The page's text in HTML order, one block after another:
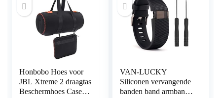
Honbobo Hoes voor
JBL Xtreme 2 draagtas
Beschermhoes Case
VAN-LUCKY
Siliconen vervangende
banden band armband